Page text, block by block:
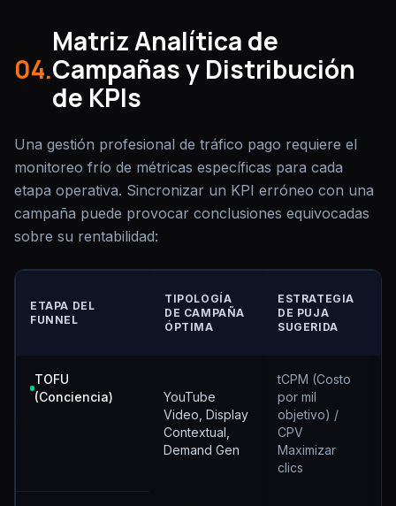
04.
Matriz Analítica de
Campañas y Distribución
de KPIs
Una gestión profesional de tráfico pago requiere el
monitoreo frío de métricas específicas para cada
etapa operativa. Sincronizar un KPI erróneo con una
campaña puede provocar conclusiones equivocadas
sobre su rentabilidad:
ETAPA DEL
FUNNEL
TIPOLOGÍA
DE CAMPAÑA
ÓPTIMA
ESTRATEGIA
DE PUJA
SUGERIDA
TOFU
(Conciencia)
YouTube
Video, Display
Contextual,
Demand Gen
tCPM (Costo
por mil
objetivo) /
CPV
Maximizar
clics